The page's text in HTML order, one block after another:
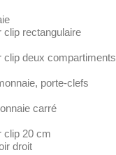
clip rectangulaire
clip deux compartiments
porte-clefs
carré
clip 20 cm
droit